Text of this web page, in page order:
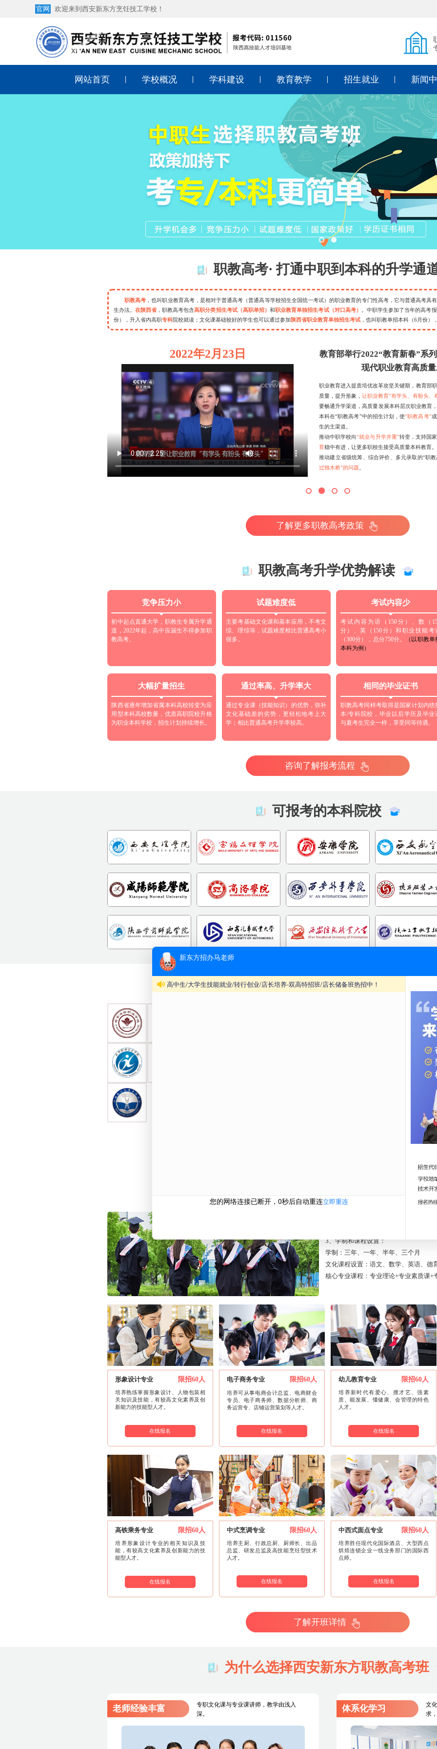
官网 欢迎来到西安新东方烹饪技工学校！
网站首页 学校概况
学校荣誉
学校环境
师资团队
学校地址
学科建设
西式面点
西式烹调
酒店管理
幼儿教育
形象设计
高铁乘务
健康护理
教育教学
课堂风采
教育专利
技能考证
招生就业
入学须知
学费标准
入学答疑
线上报名
就业动态
招聘信息
新闻
教学
德育
行业
职教高考· 打通中职到本科的升学通
职教高考 ，也叫职业教育高考，是相对于普通高考（普通高等学校招生全国统一考试）的职业教育的专门性高考，它与普通高考具
生办法。 在陕西省，职教高考包含高职分类招生考试（高职单招）和职业教育单独招生考试（对口高考）
。中职学生参加了当年的高考
份），升入省内高职专科院校就读；文化课基础较好的学生也可以通过参加 陕西省职业教育单独招生考试，也叫职教单招本科（6月份）
2022年2月23日
教育部举行2022“教育新春”系
现代职业教育高质
职业教育进入提质培优改革攻坚关键期，教育部
质量，提升形象， 让职业教育“有学头、有盼头、
要畅通升学渠道，高质量发展本科层次职业教育
本科在“职教高考”中的招生计划，使“职教高考”
生的主渠道。
推动中职学校向“就业与升学并重”转变，支持国
育稳中有进，让更多职校生接受高质量本科教育。
推动建立省级统筹、综合评价、多元录取的“职
过独木桥”的问题
了解更多职教高考政策
职教高考升学优势解读
竞争压力小
初中起点直通大学，职教生专属升学通
道，2022年起，高中应届生不得参加职
教高考。
试题难度低
主要考基础文化课和基本应用，不考文
综、理综等，试题难度相比普通高考小
很多。
考试内容少
考试内容为语（150分）、数（
分）、英（150分）和职业技能考
（300分），总分750分。
（以职教单
本科为例）
大幅扩量招生
陕西省逐年增加省属本科高校转变为应
用型本科高校数量，优质高职院校升格
为职业本科学校，招生计划持续增长。
通过率高、升学率大
通过专业课（技能知识）的优势，弥补
文化基础差的劣势，更轻松地考上大
学；相比普通高考升学率较高。
相同的毕业证书
职教高考同样考取得是国家计划内统
本/专科院校，毕业以后学历及毕业
与夏考生完全一样，享受同等待遇。
咨询了解报考流程
可报考的本科院校
可报考的专科院校
西安新东方 职教高考班招生计划
3、学制和课程设置：
学制：三年、一年、半年、三个月
文化课程设置：语文、数学、英语、德
核心专业课程：专业理论+专业素质课+
形象设计专业 限招60人
培养熟练掌握形象设计、人物包装相
关知识及技能，有较高文化素养及创
新能力的技能型人才。
在线报名
电子商务专业 限招60人
培养可从事电商会计总监、电商财会
专员、电子商务师、数据分析师、商
务运营专、店铺运营策划等人才。
在线报名
幼儿教育专业 限招60人
培养新时代有爱心、擅才艺、强素
质、能发展、懂健康、会管理的特色
人才。
在线报名
高铁乘务专业 限招60人
培养形象设计专业的相关知识及技
能，有较高文化素养及创新能力的技
能型人才。
在线报名
中式烹调专业 限招60人
培养主厨、行政总厨、厨师长、出品
总监、研发总监及高技能烹饪型技术
人才。
在线报名
中西式面点专业 限招60人
培养胜任现代化国际酒店、大型西点
烘焙连锁企业一线业务部门的国际西
点师。
在线报名
了解开班详情
为什么选择西安新东方职教高考班
老师经验丰富
专职文化课与专业课讲师，教学由浅入
深。
体系化学习
文
求